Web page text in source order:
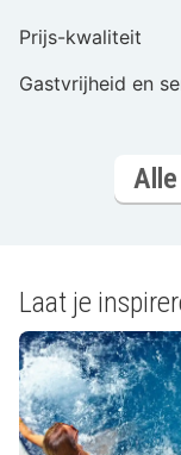
Prijs-kwaliteit
Gastvrijheid en
Laat je